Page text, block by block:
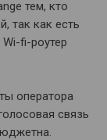
тем, кто
так как есть
fi-роутер
оператора
связь